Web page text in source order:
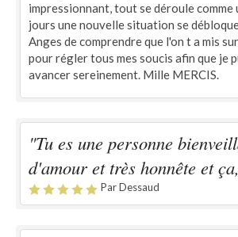
impressionnant, tout se déroule comme
jours une nouvelle situation se
Anges de comprendre que l'on t a mis
pour régler tous mes soucis afin que je
avancer sereinement. Mille MERCIS.
"Tu es une personne
d'amour et très honnête et
Par Dessaud